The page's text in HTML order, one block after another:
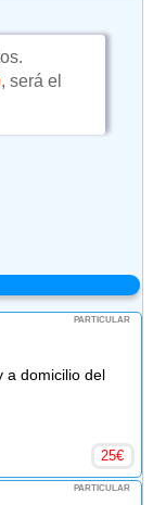
, será el
PARTICULAR
a domicilio del
25€
PARTICULAR